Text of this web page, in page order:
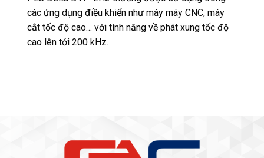
các ứng dụng điều khiển như máy máy CNC, máy
cắt tốc độ cao… với tính năng về phát xung tốc độ
cao lên tới 200 kHz.